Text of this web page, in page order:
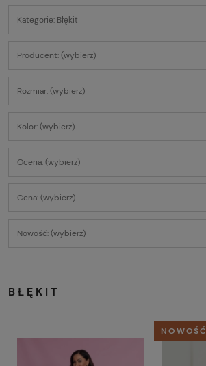
Kategorie: Błękit
Producent: (wybierz)
Rozmiar: (wybierz)
Kolor: (wybierz)
Ocena: (wybierz)
Cena: (wybierz)
Nowość: (wybierz)
BŁĘKIT
NOWOŚĆ